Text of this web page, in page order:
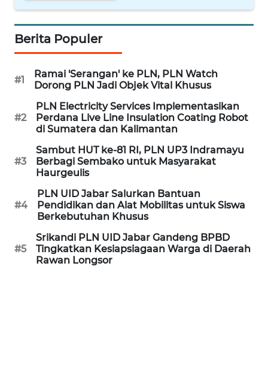
Berita Populer
#1
Ramai 'Serangan' ke PLN, PLN Watch
Dorong PLN Jadi Objek Vital Khusus
#2
PLN Electricity Services Implementasikan
Perdana Live Line Insulation Coating Robot
di Sumatera dan Kalimantan
#3
Sambut HUT ke-81 RI, PLN UP3 Indramayu
Berbagi Sembako untuk Masyarakat
Haurgeulis
#4
PLN UID Jabar Salurkan Bantuan
Pendidikan dan Alat Mobilitas untuk Siswa
Berkebutuhan Khusus
#5
Srikandi PLN UID Jabar Gandeng BPBD
Tingkatkan Kesiapsiagaan Warga di Daerah
Rawan Longsor
KEPULAUAN
WN
BINJAI
CIREBON
INDRAMAYU
KUNINGAN